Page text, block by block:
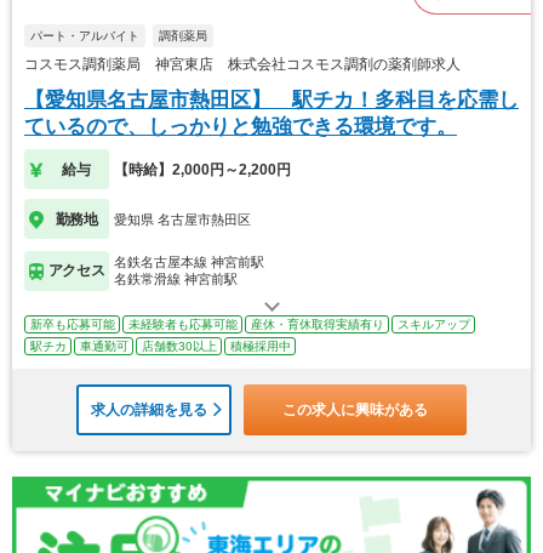
パート・アルバイト 調剤薬局
コスモス調剤薬局 神宮東店 株式会社コスモス調剤の薬剤師求人
【愛知県名古屋市熱田区】 駅チカ！多科目を応需し
ているので、しっかりと勉強できる環境です。
給与 【時給】2,000円～2,200円
勤務地 愛知県 名古屋市熱田区
アクセス
名鉄名古屋本線 神宮前駅
名鉄常滑線 神宮前駅
新卒も応募可能 未経験者も応募可能 産休・育休取得実績有り
スキルアップ
駅チカ
車通勤可 店舗数30以上 積極採用中
求人の詳細を見る この求人に興味がある